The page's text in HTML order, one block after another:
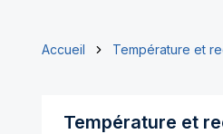
Accueil Température et
Température et